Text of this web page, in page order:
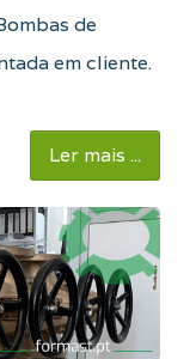
de
em cliente.
Ler mais ...